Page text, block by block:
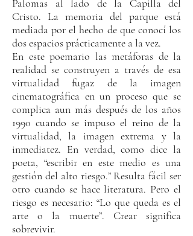
Palomas al lado de la Capilla del
Cristo. La memoria del parque está
mediada por el hecho de que conocí los
dos espacios prácticamente a la vez.
En este poemario las metáforas de la
realidad se construyen a través de esa
virtualidad fugaz de la imagen
cinematográfica en un proceso que se
complica aun más después de los años
1990 cuando se impuso el reino de la
virtualidad, la imagen extrema y la
inmediatez. En verdad, como dice la
poeta, “escribir en este medio es una
gestión del alto riesgo.” Resulta fácil ser
otro cuando se hace literatura. Pero el
riesgo es necesario: “Lo que queda es el
arte o la muerte”. Crear significa
sobrevivir.